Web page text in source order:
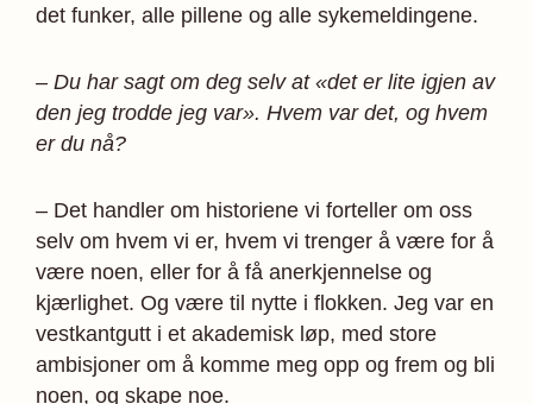
det funker, alle pillene og alle sykemeldingene.
– Du har sagt om deg selv at «det er lite igjen av
den jeg trodde jeg var». Hvem var det, og hvem
er du nå?
– Det handler om historiene vi forteller om oss
selv om hvem vi er, hvem vi trenger å være for å
være noen, eller for å få anerkjennelse og
kjærlighet. Og være til nytte i flokken. Jeg var en
vestkantgutt i et akademisk løp, med store
ambisjoner om å komme meg opp og frem og bli
noen, og skape noe.